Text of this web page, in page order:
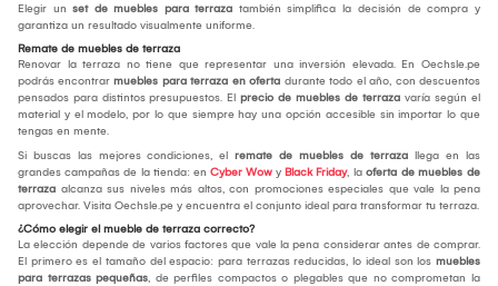
Elegir un set de muebles para terraza también simplifica la decisión de compra y
garantiza un resultado visualmente uniforme.
Remate de muebles de terraza
Renovar la terraza no tiene que representar una inversión elevada. En Oechsle.pe
podrás encontrar muebles para terraza en oferta durante todo el año, con descuentos
pensados para distintos presupuestos. El precio de muebles de terraza varía según el
material y el modelo, por lo que siempre hay una opción accesible sin importar lo que
tengas en mente.
Si buscas las mejores condiciones, el remate de muebles de terraza llega en las
grandes campañas de la tienda: en Cyber Wow y Black Friday, la oferta de muebles de
terraza alcanza sus niveles más altos, con promociones especiales que vale la pena
aprovechar. Visita Oechsle.pe y encuentra el conjunto ideal para transformar tu terraza.
¿Cómo elegir el mueble de terraza correcto?
La elección depende de varios factores que vale la pena considerar antes de comprar.
El primero es el tamaño del espacio: para terrazas reducidas, lo ideal son los muebles
para terrazas pequeñas, de perfiles compactos o plegables que no comprometan la